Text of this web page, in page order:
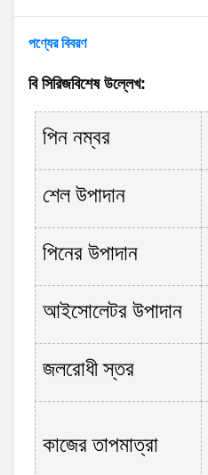
পণ্যের বিবরণ
বি সিরিজবিশেষ উল্লেখ:
পিন নম্বর
শেল উপাদান
পিনের উপাদান
আইসোলেটর উপাদান
জলরোধী স্তর
কাজের তাপমাত্রা